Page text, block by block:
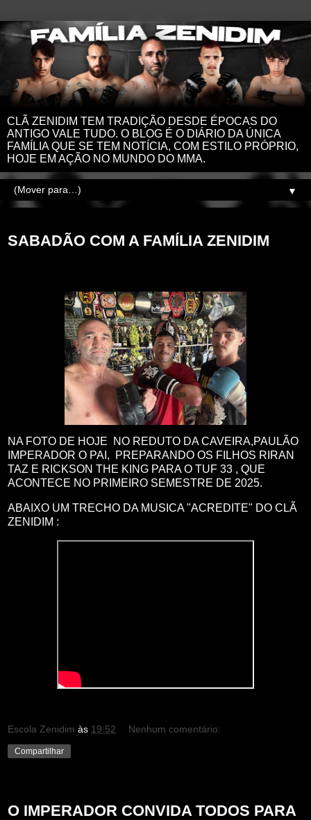
CLÃ ZENIDIM TEM TRADIÇÃO DESDE ÉPOCAS DO
ANTIGO VALE TUDO. O BLOG É O DIÁRIO DA ÚNICA
FAMÍLIA QUE SE TEM NOTÍCIA, COM ESTILO PRÓPRIO,
HOJE EM AÇÃO NO MUNDO DO MMA.
▼
SABADÃO COM A FAMÍLIA ZENIDIM
NA FOTO DE HOJE NO REDUTO DA CAVEIRA,PAULÃO
IMPERADOR O PAI, PREPARANDO OS FILHOS RIRAN
TAZ E RICKSON THE KING PARA O TUF 33 , QUE
ACONTECE NO PRIMEIRO SEMESTRE DE 2025.
ABAIXO UM TRECHO DA MUSICA "ACREDITE" DO CLÃ
ZENIDIM :
Escola Zenidim às 19:52 Nenhum comentário:
Compartilhar
O IMPERADOR CONVIDA TODOS PARA